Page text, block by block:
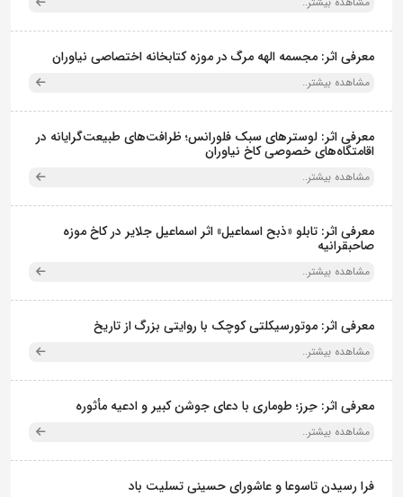
معرفی اثر: مجسمه الهه مرگ در موزه کتابخانه اختصاصی نیاوران
مشاهده بیشتر..
معرفی اثر: لوسترهای سبک فلورانس؛ ظرافت‌های طبیعت‌گرایانه در
اقامتگاه‌های خصوصی کاخ نیاوران
مشاهده بیشتر..
معرفی اثر: تابلو «ذبح اسماعیل» اثر اسماعیل جلایر در کاخ موزه
صاحبقرانیه
مشاهده بیشتر..
معرفی اثر: موتورسیکلتی کوچک با روایتی بزرگ از تاریخ
مشاهده بیشتر..
معرفی اثر: حِرز؛ طوماری با دعای جوشن کبیر و ادعیه مأثوره
مشاهده بیشتر..
فرا رسیدن تاسوعا و عاشورای حسینی تسلیت باد